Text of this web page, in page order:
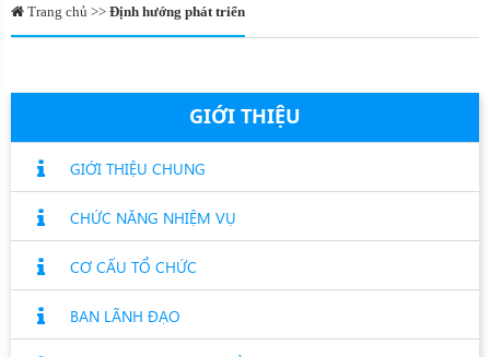
Trang chủ >> Định hướng phát triển
GIỚI THIỆU
GIỚI THIỆU CHUNG
CHỨC NĂNG NHIỆM VỤ
CƠ CẤU TỔ CHỨC
BAN LÃNH ĐẠO